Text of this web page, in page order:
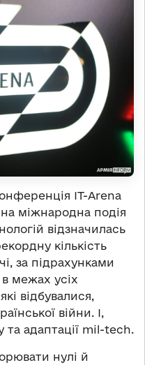
IT-Arena
міжнародна подія
відзначилась
кількість
за підрахунками
межах усіх
відбувалися,
війни. І,
та адаптації mil-tech.
нулі й